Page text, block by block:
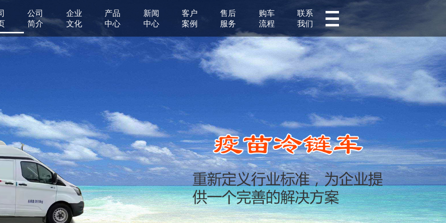
公司
简介
企业
文化
产品
中心
新闻
中心
客户
案例
售后
服务
购车
流程
联系
我们